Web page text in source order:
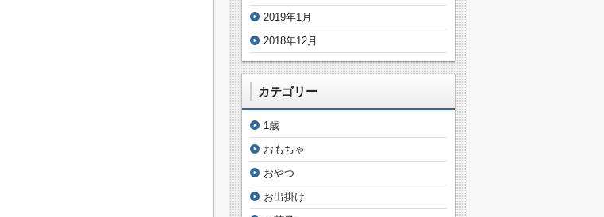
2019年1月
2018年12月
カテゴリー
1歳
おもちゃ
おやつ
お出掛け